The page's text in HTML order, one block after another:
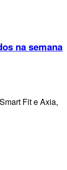
na semana
Fit e Axia,